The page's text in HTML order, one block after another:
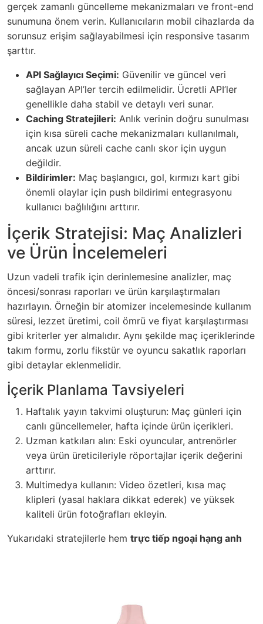
gerçek zamanlı güncelleme mekanizmaları ve front-end
sunumuna önem verin. Kullanıcıların mobil cihazlarda da
sorunsuz erişim sağlayabilmesi için responsive tasarım
şarttır.
API Sağlayıcı Seçimi: Güvenilir ve güncel veri
sağlayan API’ler tercih edilmelidir. Ücretli API’ler
genellikle daha stabil ve detaylı veri sunar.
Caching Stratejileri: Anlık verinin doğru sunulması
için kısa süreli cache mekanizmaları kullanılmalı,
ancak uzun süreli cache canlı skor için uygun
değildir.
Bildirimler: Maç başlangıcı, gol, kırmızı kart gibi
önemli olaylar için push bildirimi entegrasyonu
kullanıcı bağlılığını arttırır.
İçerik Stratejisi: Maç Analizleri
ve Ürün İncelemeleri
Uzun vadeli trafik için derinlemesine analizler, maç
öncesi/sonrası raporları ve ürün karşılaştırmaları
hazırlayın. Örneğin bir atomizer incelemesinde kullanım
süresi, lezzet üretimi, coil ömrü ve fiyat karşılaştırması
gibi kriterler yer almalıdır. Aynı şekilde maç içeriklerinde
takım formu, zorlu fikstür ve oyuncu sakatlık raporları
gibi detaylar eklenmelidir.
İçerik Planlama Tavsiyeleri
Haftalık yayın takvimi oluşturun: Maç günleri için
canlı güncellemeler, hafta içinde ürün içerikleri.
Uzman katkıları alın: Eski oyuncular, antrenörler
veya ürün üreticileriyle röportajlar içerik değerini
arttırır.
Multimedya kullanın: Video özetleri, kısa maç
klipleri (yasal haklara dikkat ederek) ve yüksek
kaliteli ürün fotoğrafları ekleyin.
Yukarıdaki stratejilerle hem trực tiếp ngoại hạng anh